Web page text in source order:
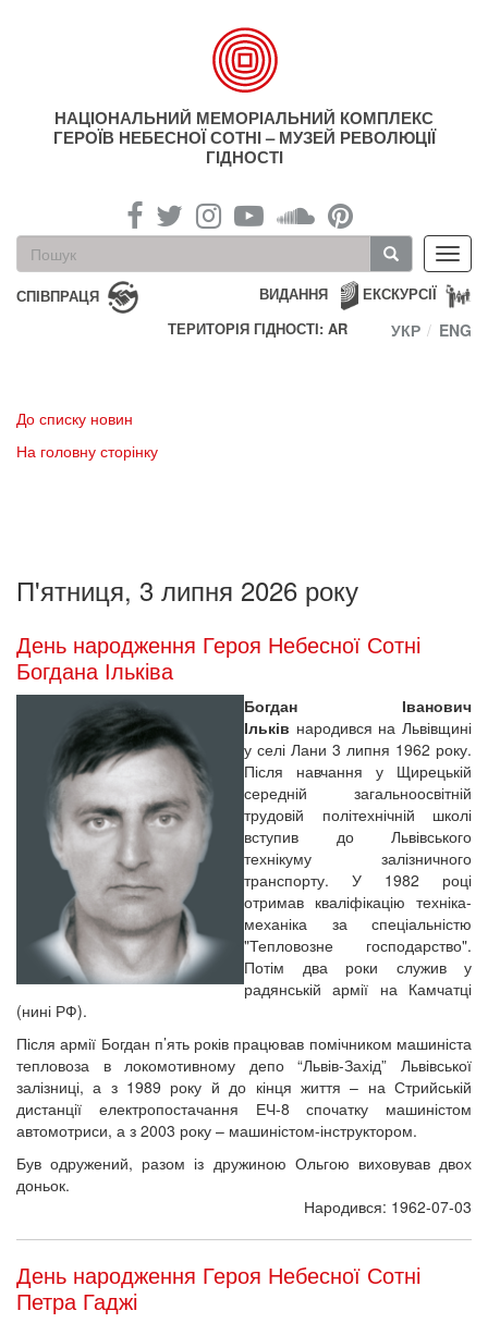
НАЦІОНАЛЬНИЙ МЕМОРІАЛЬНИЙ КОМПЛЕКС
ГЕРОЇВ НЕБЕСНОЇ СОТНІ – МУЗЕЙ РЕВОЛЮЦІЇ
ГІДНОСТІ
Пошукова
форма
Пошук
СПІВПРАЦЯ ЕКСКУРСІЇ
ВИДАННЯ
ТЕРИТОРІЯ ГІДНОСТІ: AR
УКР ENG
До списку новин
На головну сторінку
П'ятниця, 3 липня 2026 року
День народження Героя Небесної Сотні
Богдана Ільківа
Богдан Іванович
Ільків народився на Львівщині
у селі Лани 3 липня 1962 року.
Після навчання у Щирецькій
середній загальноосвітній
трудовій політехнічній школі
вступив до Львівського
технікуму залізничного
транспорту. У 1982 році
отримав кваліфікацію техніка-
механіка за спеціальністю
"Тепловозне господарство".
Потім два роки служив у
радянській армії на Камчатці
(нині РФ).
Після армії Богдан п’ять років працював помічником машиніста
тепловоза в локомотивному депо “Львів-Захід” Львівської
залізниці, а з 1989 року й до кінця життя – на Стрийській
дистанції електропостачання ЕЧ-8 спочатку машиністом
автомотриси, а з 2003 року – машиністом-інструктором.
Був одружений, разом із дружиною Ольгою виховував двох
доньок.
Народився: 1962-07-03
День народження Героя Небесної Сотні
Петра Гаджі